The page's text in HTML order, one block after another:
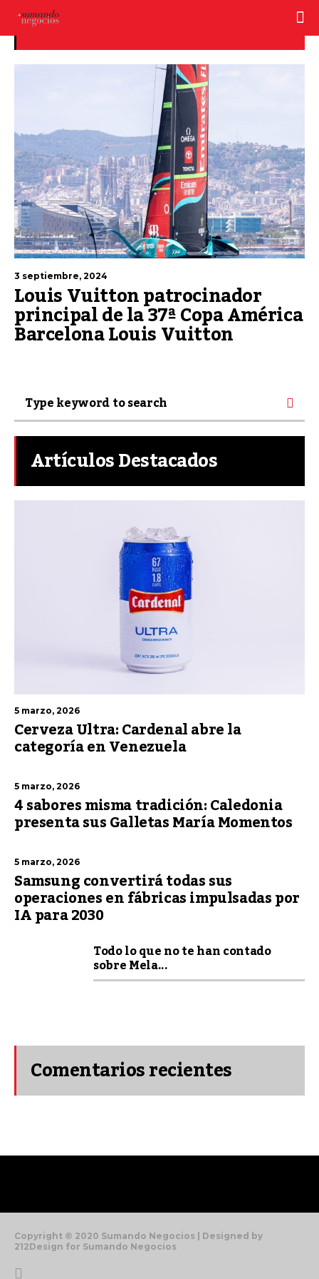
Challenger
3 septiembre, 2024
Louis Vuitton patrocinador
principal de la 37ª Copa América
Barcelona Louis Vuitton
Artículos Destacados
5 marzo, 2026
Cerveza Ultra: Cardenal abre la
categoría en Venezuela
5 marzo, 2026
4 sabores misma tradición: Caledonia
presenta sus Galletas María Momentos
5 marzo, 2026
Samsung convertirá todas sus
operaciones en fábricas impulsadas por
IA para 2030
Todo lo que no te han contado
sobre Mela...
Comentarios recientes
Copyright © 2020 Sumando Negocios | Designed by
212Design for Sumando Negocios